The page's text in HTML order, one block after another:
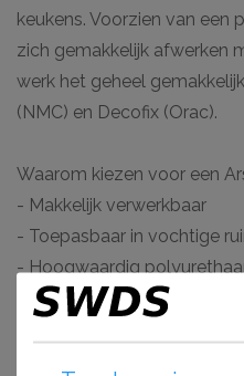
keukens. Voorzien van een
zich gemakkelijk afwerken
werk het geheel
(NMC) en Decofix (Orac).
Waarom kiezen voor een
- Makkelijk verwerkbaar
- Toepasbaar in vochtige
- Hoogwaardig
- Voorgeschilderd en